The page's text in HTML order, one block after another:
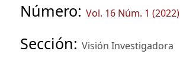
Número: Vol. 16 Núm. 1 (2022)
Sección: Visión Investigadora